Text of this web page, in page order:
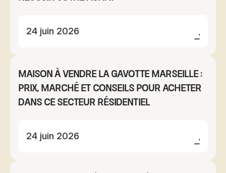
24 juin 2026
Maison à vendre La Gavotte Marseille :
prix, marché et conseils pour acheter
dans ce secteur résidentiel
24 juin 2026